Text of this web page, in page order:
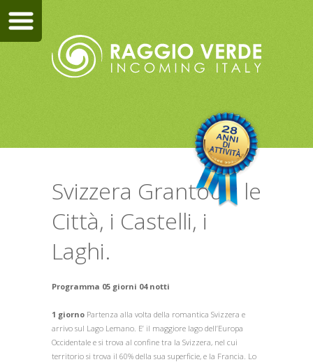
Svizzera Grantour: le
Città, i Castelli, i
Laghi.
Programma 05 giorni 04 notti
1 giorno Partenza alla volta della romantica Svizzera e
arrivo sul Lago Lemano. E’ il maggiore lago dell’Europa
Occidentale e si trova al confine tra la Svizzera, nel cui
territorio si trova il 60% della sua superficie, e la Francia. Lo